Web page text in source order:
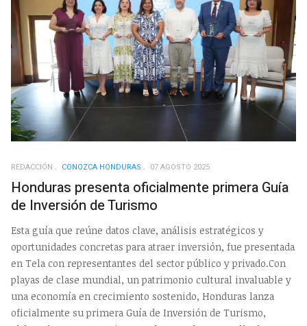
REDACCIÓN CONOZCA HONDURAS 07 AGOSTO 2025
Honduras presenta oficialmente primera Guía
de Inversión de Turismo
Esta guía que reúne datos clave, análisis estratégicos y
oportunidades concretas para atraer inversión, fue presentada
en Tela con representantes del sector público y privado.Con
playas de clase mundial, un patrimonio cultural invaluable y
una economía en crecimiento sostenido, Honduras lanza
oficialmente su primera Guía de Inversión de Turismo,